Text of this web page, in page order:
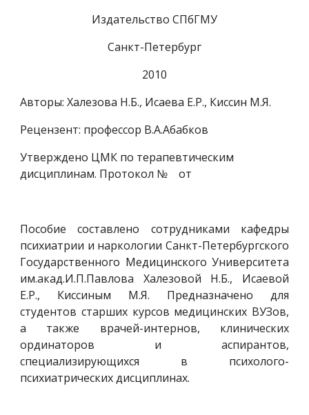
Издательство СПбГМУ
Санкт-Петербург
2010
Авторы: Халезова Н.Б., Исаева Е.Р., Киссин М.Я.
Рецензент: профессор В.А.Абабков
Утверждено ЦМК по терапевтическим
дисциплинам. Протокол №    от
Пособие составлено сотрудниками кафедры
психиатрии и наркологии Санкт-Петербургского
Государственного Медицинского Университета
им.акад.И.П.Павлова Халезовой Н.Б., Исаевой
Е.Р., Киссиным М.Я. Предназначено для
студентов старших курсов медицинских ВУЗов,
а также врачей-интернов, клинических
ординаторов и аспирантов,
специализирующихся в психолого-
психиатрических дисциплинах.